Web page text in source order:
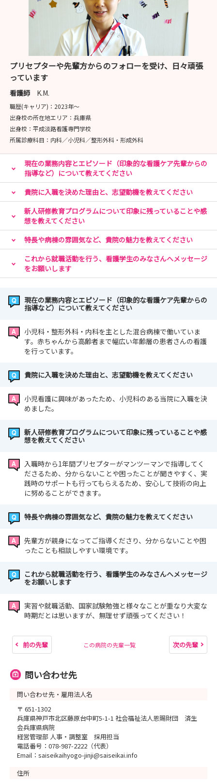
d#miniTab
どの回も先着5名までのご案内です。ぜひ一度当院にお越
しください＊＾＾＊
プリセプターや先輩方からのフォローを受け、日々頑張
っています
看護師 K.M.
職歴(キャリア)： 2023年〜
出身校の所在地エリア： 兵庫県
出身校： 平成淡路看護専門学校
所属診療科目： 内科／小児科／整形外科・形成外科
現在の業務内容とエピソード（印象的な看護ケア先輩からの
指導など）について教えてください
貴院に入職を決めた理由と、志望動機を教えてください
新人研修教育プログラムについて印象に残っていることや感
想を教えてください
特長や病棟の雰囲気など、貴院の魅力を教えてください
これから就職活動を行う、看護学生のみなさんへメッセージ
をお願いします
現在の業務内容とエピソード（印象的な看護ケア先輩からの
指導など）について教えてください
小児科・整形外科・内科を主とした混合病棟で働いていま
す。赤ちゃんから高齢者まで幅広い年齢層の患者さんの看護
を行っています。
貴院に入職を決めた理由と、志望動機を教えてください
小児看護に興味があったため、小児科のある当院に入職を決
めました。
新人研修教育プログラムについて印象に残っていることや感
想を教えてください
入職時から1年間プリセプターがマンツーマンで指導してく
ださるため、分からないことや困ったことが聞きやすく、実
践時のサポートも行ってもらえるため、安心して技術の向上
に努めることができます。
特長や病棟の雰囲気など、貴院の魅力を教えてください
先輩方が親身になってご指導くださり、分からないことや困
ったことも相談しやすい環境です。
これから就職活動を行う、看護学生のみなさんへメッセージ
をお願いします
実習や就職活動、国家試験勉強と様々なことが重なり大変な
時期だとは思いますが、無理せず頑張ってください！
前の先輩 この病院の先輩一覧 次の先輩
問い合わせ先
問い合わせ先・雇用法人名
〒 651-1302
兵庫県神戸市北区藤原台中町5-1-1 社会福祉法人恩賜財団 済生
会兵庫県病院
経営管理部 人事・調整室 採用担当
電話番号：078-987-2222（代表）
Email：saiseikaihyogo-jinji@saiseikai.info
住所